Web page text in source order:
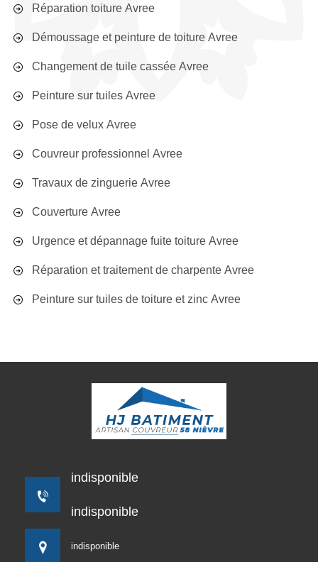
Réparation toiture Avree
Démoussage et peinture de toiture Avree
Changement de tuile cassée Avree
Peinture sur tuiles Avree
Pose de velux Avree
Couvreur professionnel Avree
Travaux de zinguerie Avree
Couverture Avree
Urgence et dépannage fuite toiture Avree
Réparation et traitement de charpente Avree
Peinture sur tuiles de toiture et zinc Avree
indisponible
indisponible
indisponible